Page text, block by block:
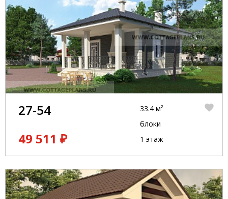
27-54
49 511 ₽
33.4 м²
блоки
1 этаж